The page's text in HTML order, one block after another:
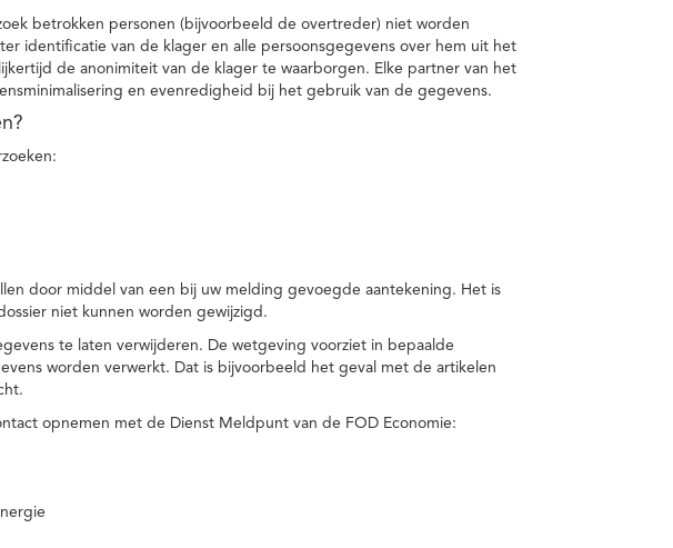
betrokken personen (bijvoorbeeld de overtreder) niet worden
identificatie van de klager en alle persoonsgegevens over hem uit het
de anonimiteit van de klager te waarborgen. Elke partner van het
en evenredigheid bij het gebruik van de gegevens.
door middel van een bij uw melding gevoegde aantekening. Het is
niet kunnen worden gewijzigd.
te laten verwijderen. De wetgeving voorziet in bepaalde
worden verwerkt. Dat is bijvoorbeeld het geval met de artikelen
opnemen met de Dienst Meldpunt van de FOD Economie: